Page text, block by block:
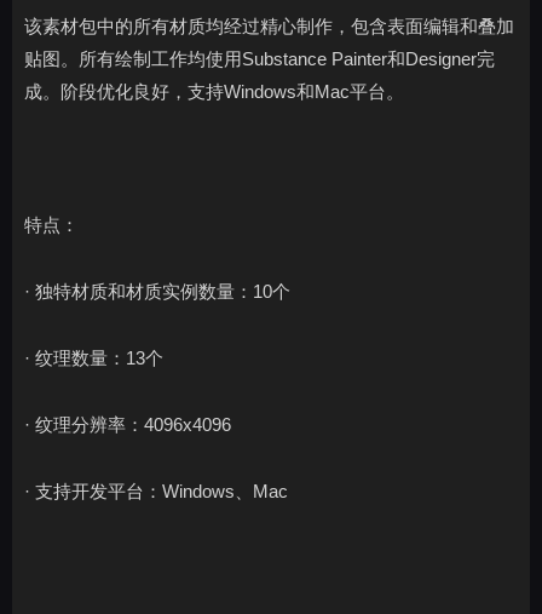
该素材包中的所有材质均经过精心制作，包含表面编辑和叠加
贴图。所有绘制工作均使用Substance Painter和Designer完
成。阶段优化良好，支持Windows和Mac平台。
特点：
· 独特材质和材质实例数量：10个
· 纹理数量：13个
· 纹理分辨率：4096x4096
· 支持开发平台：Windows、Mac